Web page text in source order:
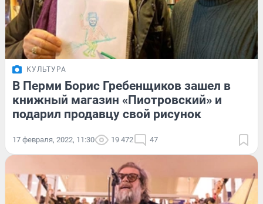
КУЛЬТУРА
В Перми Борис Гребенщиков зашел в
книжный магазин «Пиотровский» и
подарил продавцу свой рисунок
17 февраля, 2022, 11:30 19 472 47